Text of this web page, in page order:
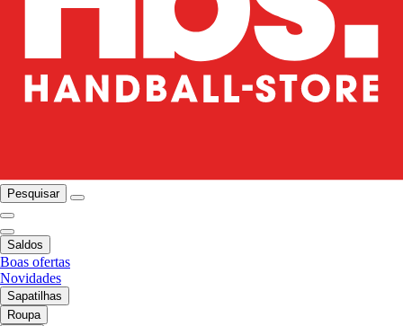
Pesquisar
Saldos
Boas ofertas
Novidades
Sapatilhas
Roupa